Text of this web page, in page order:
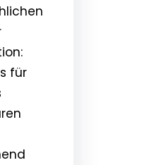
für